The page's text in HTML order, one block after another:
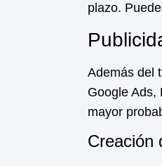
plazo.
Además del
Google Ads,
mayor
Creación